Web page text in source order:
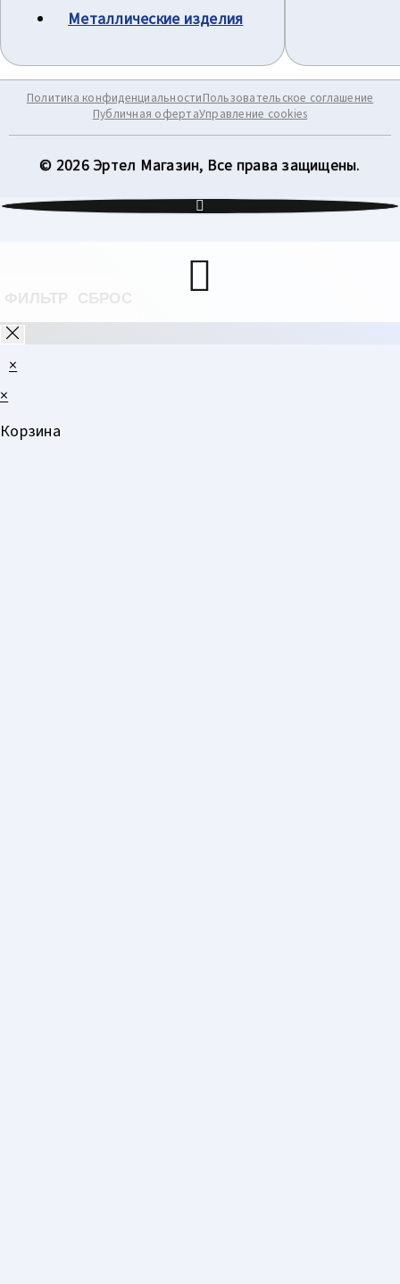
Металлические изделия
Политика конфиденциальностиПользовательское соглашение
Публичная офертаУправление cookies
© 2026 Эртел Магазин, Все права защищены.
×
×
Корзина